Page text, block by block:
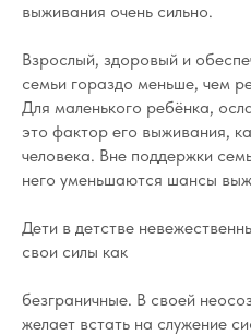
выживания очень сильно.
Взрослый, здоровый и
семьи гораздо меньше, чем
Для маленького ребёнка,
это фактор его выживания,
человека. Вне поддержки
него уменьшаются шансы
Дети в детстве
свои силы как
безграничные. В своей
желает встать на служение